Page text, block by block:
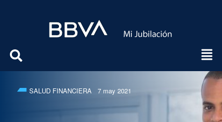
SALUD FINANCIERA7 may 2021